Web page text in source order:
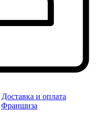
Доставка и оплата
Франшиза